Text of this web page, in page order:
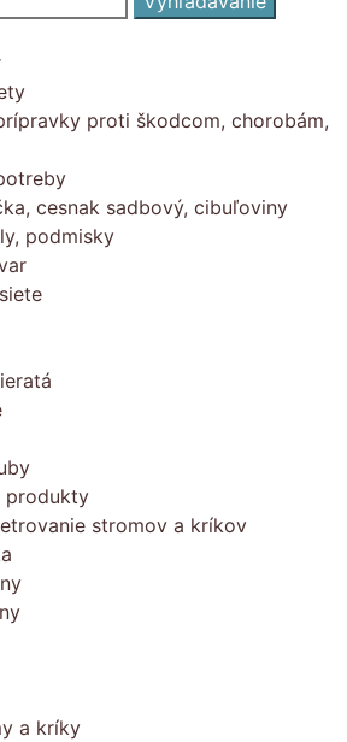
proti škodcom, chorobám,
cesnak sadbový, cibuľoviny
podmisky
produkty
stromov a kríkov
a kríky